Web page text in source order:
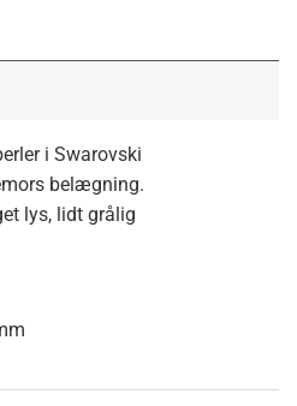
i Swarovski
belægning.
lys, lidt grålig